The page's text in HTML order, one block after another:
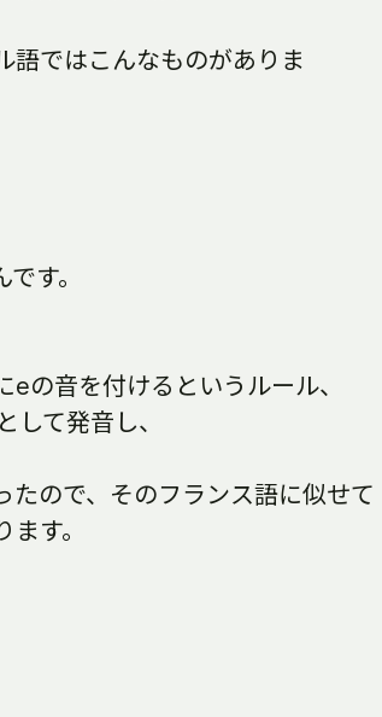
語ではこんなものがありま
す。
の音を付けるというルール、
て発音し、
たので、そのフランス語に似せて
す。